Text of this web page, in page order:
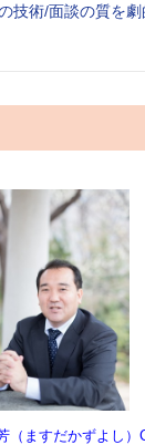
技術/面談の質を
（ますだかずよし）